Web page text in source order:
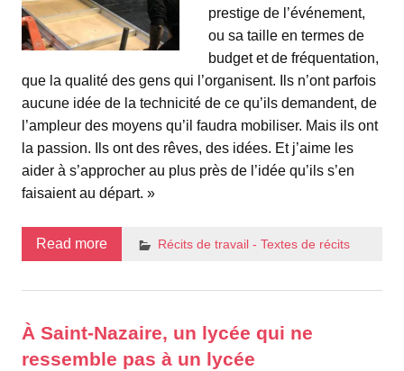
prestige de l’événement,
ou sa taille en termes de
budget et de fréquentation,
que la qualité des gens qui l’organisent. Ils n’ont parfois
aucune idée de la technicité de ce qu’ils demandent, de
l’ampleur des moyens qu’il faudra mobiliser. Mais ils ont
la passion. Ils ont des rêves, des idées. Et j’aime les
aider à s’approcher au plus près de l’idée qu’ils s’en
faisaient au départ. »
Read more Récits de travail - Textes de récits
À Saint-Nazaire, un lycée qui ne
ressemble pas à un lycée